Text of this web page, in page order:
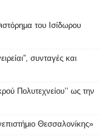
του Ισίδωρου
συνταγές και
Πολυτεχνείου’’ ως την
Θεσσαλονίκης»